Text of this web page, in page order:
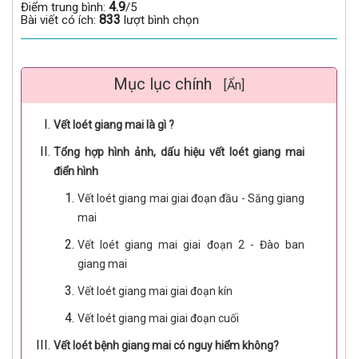
Điểm trung bình: 4.9/5
Bài viết có ích: 833 lượt bình chọn
Mục lục chính [Ẩn]
Vết loét giang mai là gì ?
Tổng hợp hình ảnh, dấu hiệu vết loét giang mai
điển hình
Vết loét giang mai giai đoạn đầu - Săng giang
mai
Vết loét giang mai giai đoạn 2 - Đào ban
giang mai
Vết loét giang mai giai đoạn kín
Vết loét giang mai giai đoạn cuối
Vết loét bệnh giang mai có nguy hiểm không?